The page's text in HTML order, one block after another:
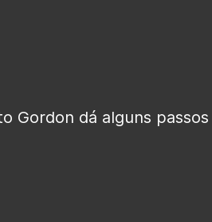
Gordon dá alguns passos